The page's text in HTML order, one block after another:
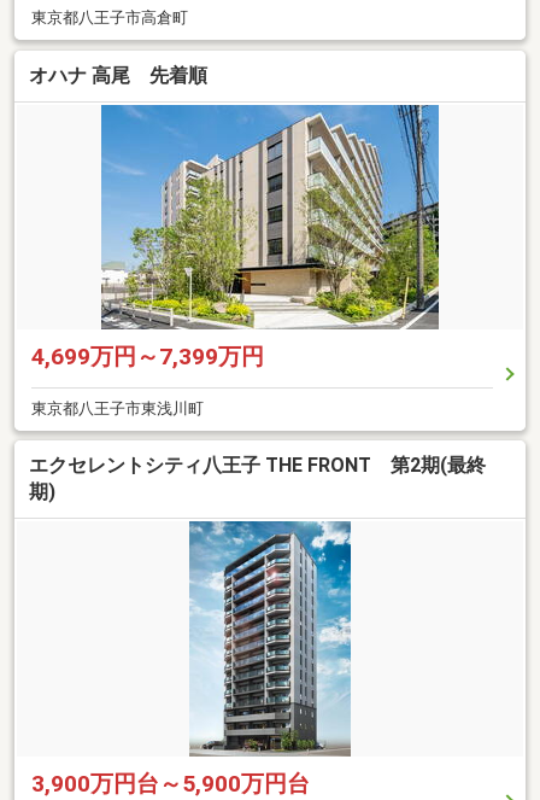
東京都八王子市高倉町
オハナ 高尾 先着順
4,699万円～7,399万円
東京都八王子市東浅川町
エクセレントシティ八王子 THE FRONT 第2期(最終
期)
3,900万円台～5,900万円台